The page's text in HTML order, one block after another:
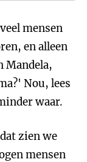
mensen
en alleen
Mandela,
Nou, lees
waar.
zien we
mensen